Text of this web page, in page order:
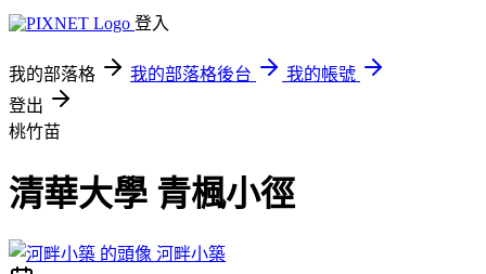
登入
我的部落格 我的部落格後台
我的帳號
登出
桃竹苗
清華大學 青楓小徑
河畔小築